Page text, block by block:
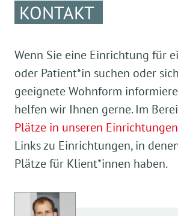
KONTAKT
Wenn Sie eine Einrichtung für
oder Patient*in suchen oder
geeignete Wohnform
helfen wir Ihnen gerne. Im
Plätze in unseren
Links zu Einrichtungen, in
Plätze für Klient*innen haben.